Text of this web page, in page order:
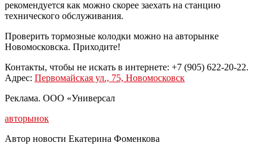
рекомендуется как можно скорее заехать на станцию
технического обслуживания.
Проверить тормозные колодки можно на авторынке
Новомосковска. Приходите!
Контакты, чтобы не искать в интернете: +7 (905) 622-20-22.
Адрес: Первомайская ул., 75, Новомосковск
Реклама. ООО «Универсал
авторынок
Автор новости Екатерина Фоменкова